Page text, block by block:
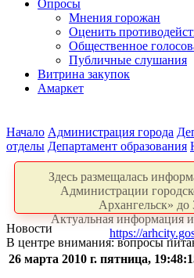
Опросы
Мнения горожан
Оценить
Общественное
Публичные слушания
Витрина закупок
Амаркет
Начало Администрация города
отделы Департамент образования
Здесь размещалась
Администрации
Архангельск» до
Актуальная информация и
https://
Новости
В центре внимания: вопросы
26 марта 2010 г. пятница,